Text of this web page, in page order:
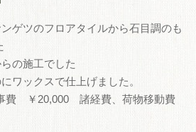
ゲツのフロアタイルから石目調のも
の施工でした
ワックスで仕上げました。
費 ￥20,000 諸経費、荷物移動費